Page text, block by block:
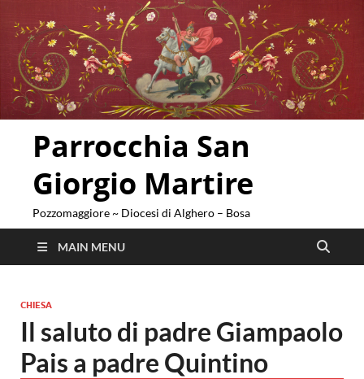
Parrocchia San
Giorgio Martire
Pozzomaggiore ~ Diocesi di Alghero – Bosa
MAIN MENU
CHIESA
Il saluto di padre Giampaolo
Pais a padre Quintino